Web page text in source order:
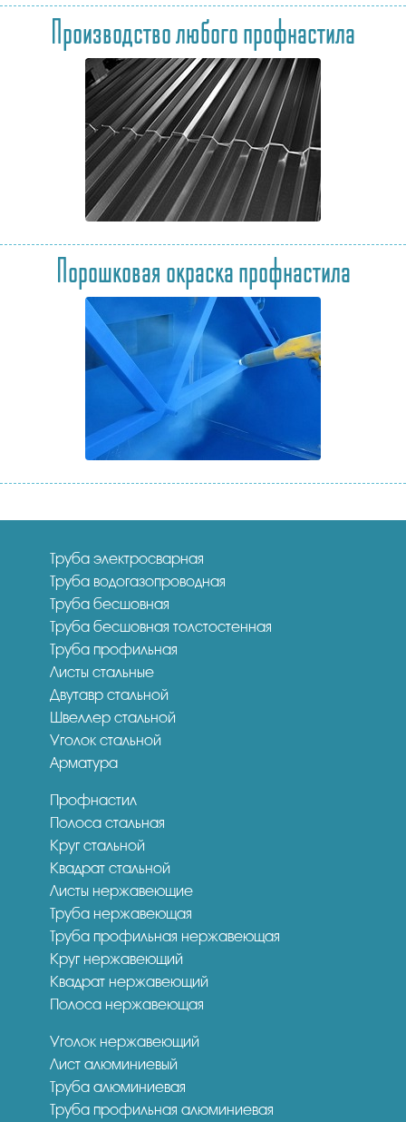
Производство любого профнастила
Порошковая окраска профнастила
Труба электросварная
Труба водогазопроводная
Труба бесшовная
Труба бесшовная толстостенная
Труба профильная
Листы стальные
Двутавр стальной
Швеллер стальной
Уголок стальной
Арматура
Профнастил
Полоса стальная
Круг стальной
Квадрат стальной
Листы нержавеющие
Труба нержавеющая
Труба профильная нержавеющая
Круг нержавеющий
Квадрат нержавеющий
Полоса нержавеющая
Уголок нержавеющий
Лист алюминиевый
Труба алюминиевая
Труба профильная алюминиевая